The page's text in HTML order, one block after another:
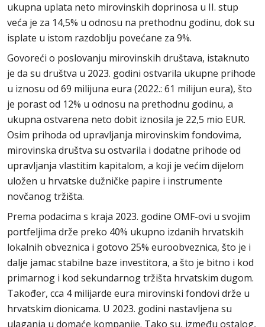
ukupna uplata neto mirovinskih doprinosa u II. stup
veća je za 14,5% u odnosu na prethodnu godinu, dok su
isplate u istom razdoblju povećane za 9%.
Govoreći o poslovanju mirovinskih društava, istaknuto
je da su društva u 2023. godini ostvarila ukupne prihode
u iznosu od 69 milijuna eura (2022.: 61 milijun eura), što
je porast od 12% u odnosu na prethodnu godinu, a
ukupna ostvarena neto dobit iznosila je 22,5 mio EUR.
Osim prihoda od upravljanja mirovinskim fondovima,
mirovinska društva su ostvarila i dodatne prihode od
upravljanja vlastitim kapitalom, a koji je većim dijelom
uložen u hrvatske dužničke papire i instrumente
novčanog tržišta.
Prema podacima s kraja 2023. godine OMF-ovi u svojim
portfeljima drže preko 40% ukupno izdanih hrvatskih
lokalnih obveznica i gotovo 25% euroobveznica, što je i
dalje jamac stabilne baze investitora, a što je bitno i kod
primarnog i kod sekundarnog tržišta hrvatskim dugom.
Također, cca 4 milijarde eura mirovinski fondovi drže u
hrvatskim dionicama. U 2023. godini nastavljena su
ulaganja u domaće kompanije. Tako su, između ostalog,